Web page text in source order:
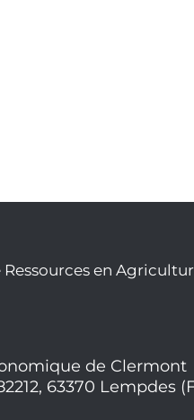
en
de Clermont
63370 Lempdes